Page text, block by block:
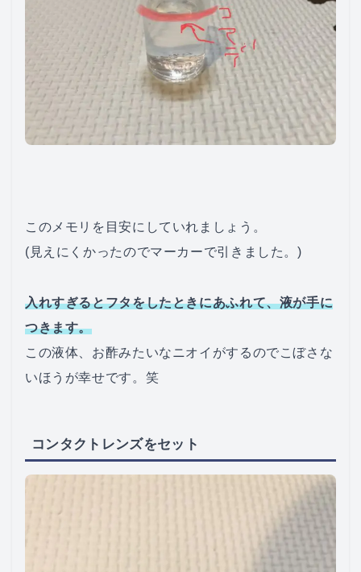
このメモリを目安にしていれましょう。
(見えにくかったのでマーカーで引きました。)
入れすぎるとフタをしたときにあふれて、液が手に
つきます。
この液体、お酢みたいなニオイがするのでこぼさな
いほうが幸せです。笑
コンタクトレンズをセット